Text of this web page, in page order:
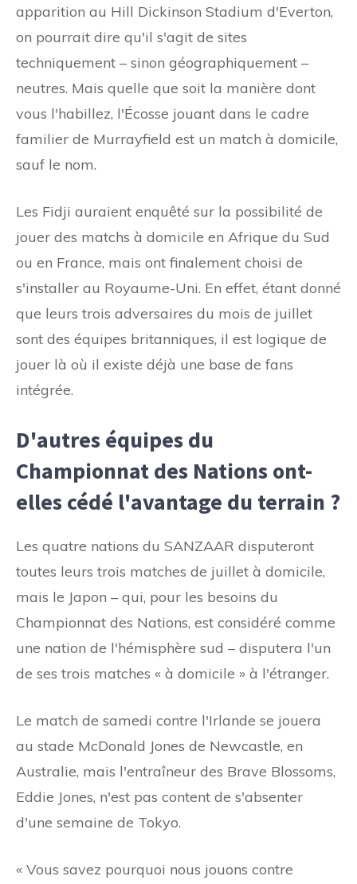
apparition au Hill Dickinson Stadium d'Everton,
on pourrait dire qu'il s'agit de sites
techniquement – ​​sinon géographiquement – ​​
neutres. Mais quelle que soit la manière dont
vous l'habillez, l'Écosse jouant dans le cadre
familier de Murrayfield est un match à domicile,
sauf le nom.
Les Fidji auraient enquêté sur la possibilité de
jouer des matchs à domicile en Afrique du Sud
ou en France, mais ont finalement choisi de
s'installer au Royaume-Uni. En effet, étant donné
que leurs trois adversaires du mois de juillet
sont des équipes britanniques, il est logique de
jouer là où il existe déjà une base de fans
intégrée.
D'autres équipes du
Championnat des Nations ont-
elles cédé l'avantage du terrain ?
Les quatre nations du SANZAAR disputeront
toutes leurs trois matches de juillet à domicile,
mais le Japon – qui, pour les besoins du
Championnat des Nations, est considéré comme
une nation de l'hémisphère sud – disputera l'un
de ses trois matches « à domicile » à l'étranger.
Le match de samedi contre l'Irlande se jouera
au stade McDonald Jones de Newcastle, en
Australie, mais l'entraîneur des Brave Blossoms,
Eddie Jones, n'est pas content de s'absenter
d'une semaine de Tokyo.
« Vous savez pourquoi nous jouons contre